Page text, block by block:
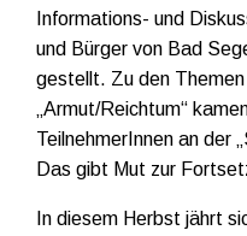
Informations- und
und Bürger von Bad
gestellt. Zu den Themen
„Armut/Reichtum“
TeilnehmerInnen an der
Das gibt Mut zur
In diesem Herbst jährt